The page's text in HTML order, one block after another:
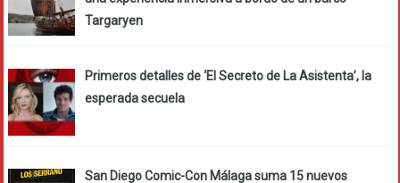
Targaryen
Primeros detalles de ‘El Secreto de La Asistenta’, la
esperada secuela
San Diego Comic-Con Málaga suma 15 nuevos